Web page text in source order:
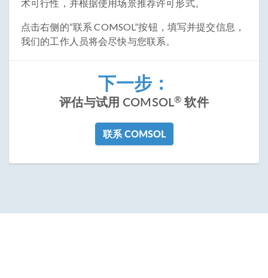
术可行性，并根据使用场景推荐许可形式。
点击右侧的“联系 COMSOL”按钮，填写并提交信息，
我们的工作人员将会尽快与您联系。
下一步：
评估与试用 COMSOL® 软件
联系 COMSOL